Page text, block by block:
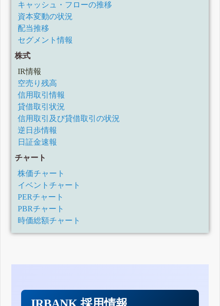
キャッシュ・フローの推移
資本変動の状況
配当推移
セグメント情報
株式
IR情報
空売り残高
信用取引情報
貸借取引状況
信用取引及び貸借取引の状況
逆日歩情報
日証金速報
チャート
株価チャート
イベントチャート
PERチャート
PBRチャート
時価総額チャート